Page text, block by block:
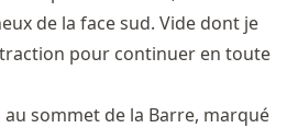
de la face sud. Vide dont je
pour continuer en toute
sommet de la Barre, marqué